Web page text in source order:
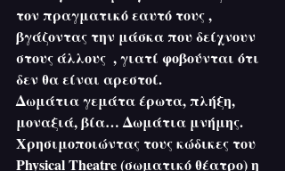
τον πραγματικό εαυτό τους ,
βγάζοντας την μάσκα που δείχνουν
στους άλλους  , γιατί φοβούνται ότι
δεν θα είναι αρεστοί.
Δωμάτια γεμάτα έρωτα, πλήξη,
μοναξιά, βία… Δωμάτια μνήμης.
Χρησιμοποιώντας τους κώδικες του
Physical Theatre (σωματικό θέατρο) η